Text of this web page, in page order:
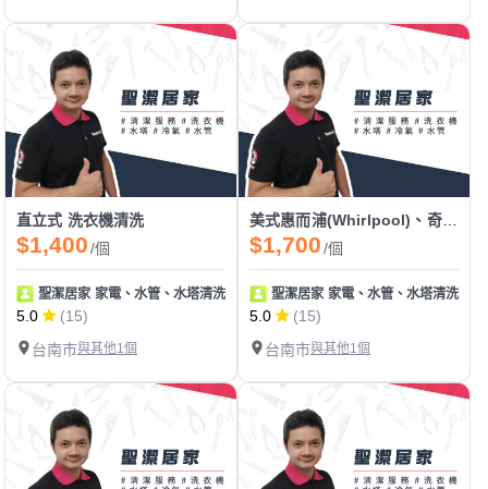
直立式 洗衣機清洗
$1,400/個
聖潔居家 家電、水管、水塔清洗 地板止滑
5.0
(15)
台南市與其他1個
美式惠而浦(Whirlpool)、奇異(GE) 攪拌棒 直立式 洗衣機清洗
$1,700/個
聖潔居家 家電、水管、水塔清洗 地
5.0
(15)
台南市與其他1個